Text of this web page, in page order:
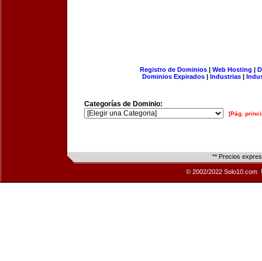
Registro de Dominios| Web Hosting |
Dominios Expirados | Industrias |
Categorías de Dominio:
[Pág.
** Precios
© 2002/2022 Solo10.com